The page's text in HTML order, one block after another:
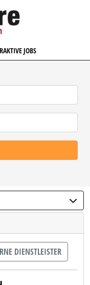
JOBS
DIENSTLEISTER